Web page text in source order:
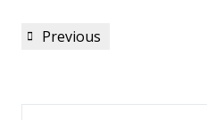
Beitragsnavigation
Previous
Previous